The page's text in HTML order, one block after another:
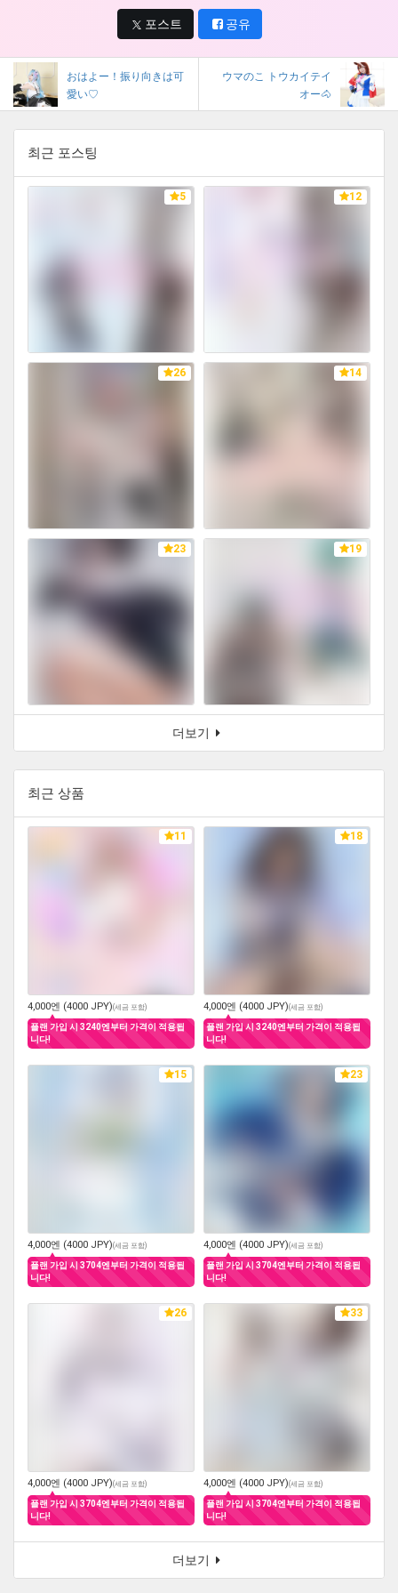
포스트 공유
おはよー！振り向きは可
愛い♡
ウマのこ トウカイテイ
オー🐴
최근 포스팅
5 12
26 14
23 19
더보기
최근 상품
11
4,000엔 (4000 JPY)(세금 포함)
플랜 가입 시 3240엔부터 가격이 적용됩
니다!
18
4,000엔 (4000 JPY)(세금 포함)
플랜 가입 시 3240엔부터 가격이 적용됩
니다!
15
4,000엔 (4000 JPY)(세금 포함)
플랜 가입 시 3704엔부터 가격이 적용됩
니다!
23
4,000엔 (4000 JPY)(세금 포함)
플랜 가입 시 3704엔부터 가격이 적용됩
니다!
26
4,000엔 (4000 JPY)(세금 포함)
플랜 가입 시 3704엔부터 가격이 적용됩
니다!
33
4,000엔 (4000 JPY)(세금 포함)
플랜 가입 시 3704엔부터 가격이 적용됩
니다!
더보기